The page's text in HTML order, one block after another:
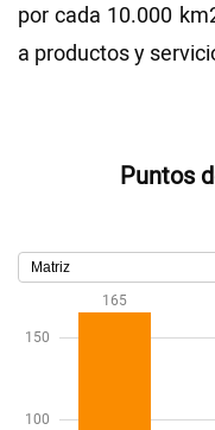
por cada 10.000
a productos y
Puntos